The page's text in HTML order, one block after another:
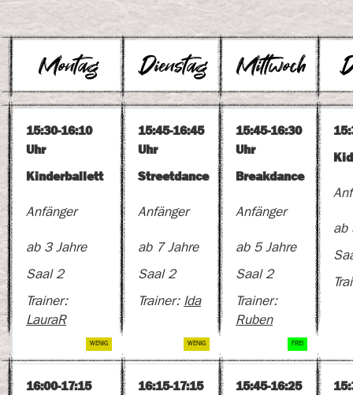
n
Montag Dienstag Mittwoch
15:30-16:10
Uhr
Kinderballett
Anfänger
ab 3 Jahre
Saal 2
Trainer:
LauraR
15:45-16:45
Uhr
Streetdance
Anfänger
ab 7 Jahre
Saal 2
Trainer: Ida
15:45-16:30
Uhr
Breakdance
Anfänger
ab 5 Jahre
Saal 2
Trainer:
Ruben
ab
16:00-17:15
16:15-17:15
15:45-16:25